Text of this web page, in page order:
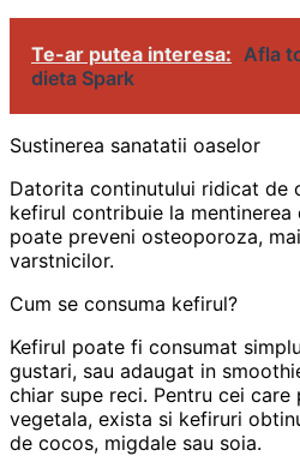
Te-ar putea interesa: Afla
dieta Spark
Sustinerea sanatatii oaselor
Datorita continutului ridicat de
kefirul contribuie la mentinerea
poate preveni osteoporoza,
varstnicilor.
Cum se consuma kefirul?
Kefirul poate fi consumat
gustari, sau adaugat in
chiar supe reci. Pentru cei care
vegetala, exista si kefiruri
de cocos, migdale sau soia.